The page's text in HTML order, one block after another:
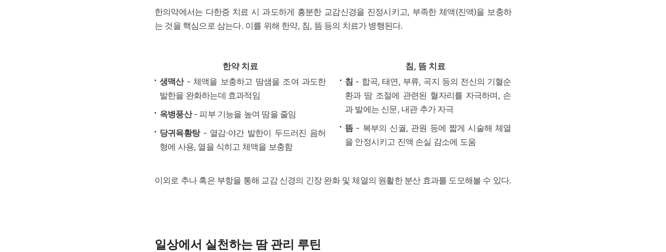
한의약에서는 다한증 치료 시 과도하게 흥분한 교감신경을 진정시키고, 부족한 체액(진액)을 보충하
는 것을 핵심으로 삼는다. 이를 위해 한약, 침, 뜸 등의 치료가 병행된다.
한약 치료
생맥산- 체액을 보충하고 땀샘을 조여 과도한
발한을 완화하는데 효과적임
옥병풍산- 피부 기능을 높여 땀을 줄임
당귀육황탕- 열감·야간 발한이 두드러진 음허
형에 사용, 열을 식히고 체액을 보충함
침, 뜸 치료
침 - 합곡, 태연, 부류, 곡지 등의 전신의 기혈순
환과 땀 조절에 관련된 혈자리를 자극하며, 손
과 발에는 신문, 내관 추가 자극
뜸- 복부의 신궐, 관원 등에 짧게 시술해 체열
을 안정시키고 진액 손실 감소에 도움
이외로 추나 혹은 부항을 통해 교감 신경의 긴장 완화 및 체열의 원활한 분산 효과를 도모해볼 수 있다.
일상에서 실천하는 땀 관리 루틴